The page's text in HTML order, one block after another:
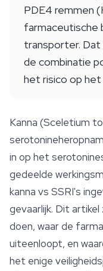
PDE4 remmen
farmaceutische
transporter. Dat
de combinatie
het risico op
Kanna (Sceletium
in op het
gedeelde
kanna vs SSRI's
gevaarlijk. Dit
doen, waar de
uiteenloopt, en
het enige